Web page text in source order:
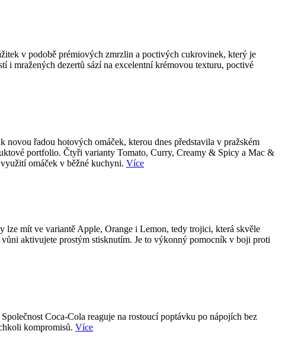
v podobě prémiových zmrzlin a poctivých cukrovinek, který je
i mražených dezertů sází na excelentní krémovou texturu, poctivé
řadou hotových omáček, kterou dnes představila v pražském
portfolio. Čtyři varianty Tomato, Curry, Creamy & Spicy a Mac &
omáček v běžné kuchyni. Více
mít ve variantě Apple, Orange i Lemon, tedy trojici, která skvěle
aktivujete prostým stisknutím. Je to výkonný pomocník v boji proti
Coca-Cola reaguje na rostoucí poptávku po nápojích bez
kompromisů. Více